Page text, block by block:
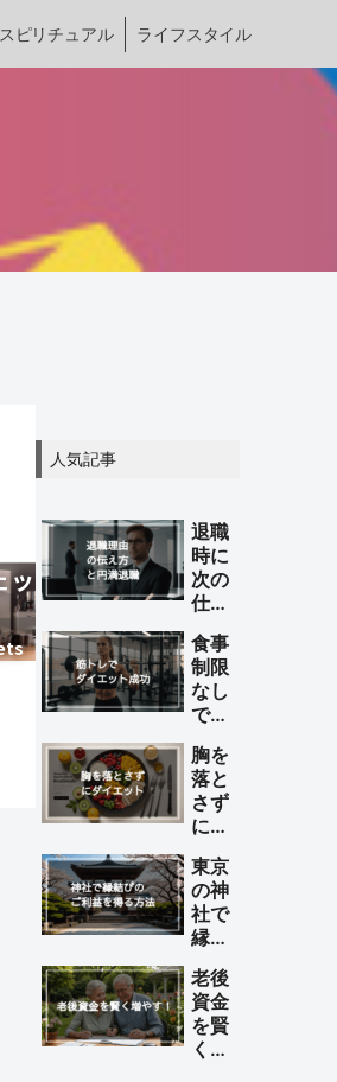
スピリチュアル ライフスタイル
人気記事
退職
時に
次の
仕事
まっ
てい
ない
理由
の伝
え方
と円
満退
職の
ため
のポ
イン
ト
食事
制限
なし
で筋
によ
るダ
イエ
ット
を成
功さ
せる
方法
胸を
落と
さず
にダ
ット
する
方法
東京
の神
社で
縁結
ご利
益を
得る
方法
老後
資金
を賢
く増